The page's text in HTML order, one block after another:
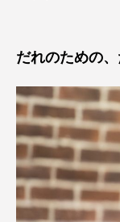
だれのための